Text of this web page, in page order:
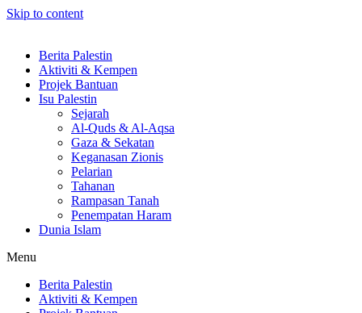
Skip to content
Berita Palestin
Aktiviti & Kempen
Projek Bantuan
Isu Palestin
Sejarah
Al-Quds & Al-Aqsa
Gaza & Sekatan
Keganasan Zionis
Pelarian
Tahanan
Rampasan Tanah
Penempatan Haram
Dunia Islam
Menu
Berita Palestin
Aktiviti & Kempen